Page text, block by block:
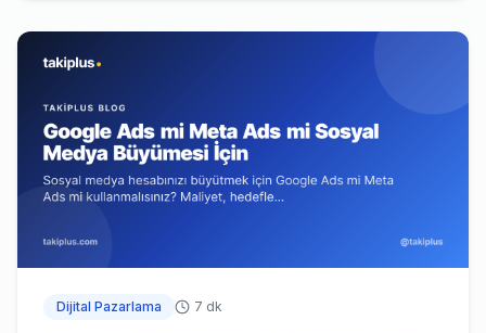
Dijital Pazarlama 7 dk